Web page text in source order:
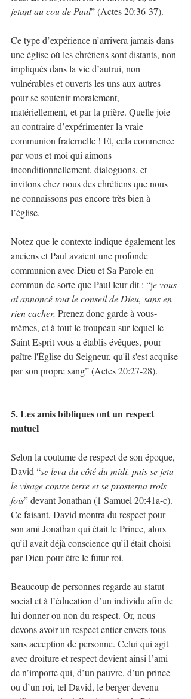
jetant au cou de Paul” (Actes 20:36-37).
Ce type d’expérience n’arrivera jamais dans
une église où les chrétiens sont distants, non
impliqués dans la vie d’autrui, non
vulnérables et ouverts les uns aux autres
pour se soutenir moralement,
matériellement, et par la prière. Quelle joie
au contraire d’expérimenter la vraie
communion fraternelle ! Et, cela commence
par vous et moi qui aimons
inconditionnellement, dialoguons, et
invitons chez nous des chrétiens que nous
ne connaissons pas encore très bien à
l’église.
Notez que le contexte indique également les
anciens et Paul avaient une profonde
communion avec Dieu et Sa Parole en
commun de sorte que Paul leur dit : “je vous
ai annoncé tout le conseil de Dieu, sans en
rien cacher. Prenez donc garde à vous-
mêmes, et à tout le troupeau sur lequel le
Saint Esprit vous a établis évêques, pour
paître l'Église du Seigneur, qu'il s'est acquise
par son propre sang” (Actes 20:27-28).
5. Les amis bibliques ont un respect
mutuel
Selon la coutume de respect de son époque,
David “se leva du côté du midi, puis se jeta
le visage contre terre et se prosterna trois
fois” devant Jonathan (1 Samuel 20:41a-c).
Ce faisant, David montra du respect pour
son ami Jonathan qui était le Prince, alors
qu’il avait déjà conscience qu’il était choisi
par Dieu pour être le futur roi.
Beaucoup de personnes regarde au statut
social et à l’éducation d’un individu afin de
lui donner ou non du respect. Or, nous
devons avoir un respect entier envers tous
sans acception de personne. Celui qui agit
avec droiture et respect devient ainsi l’ami
de n’importe qui, d’un pauvre, d’un prince
ou d’un roi, tel David, le berger devenu